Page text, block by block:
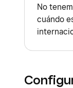
No
cuándo